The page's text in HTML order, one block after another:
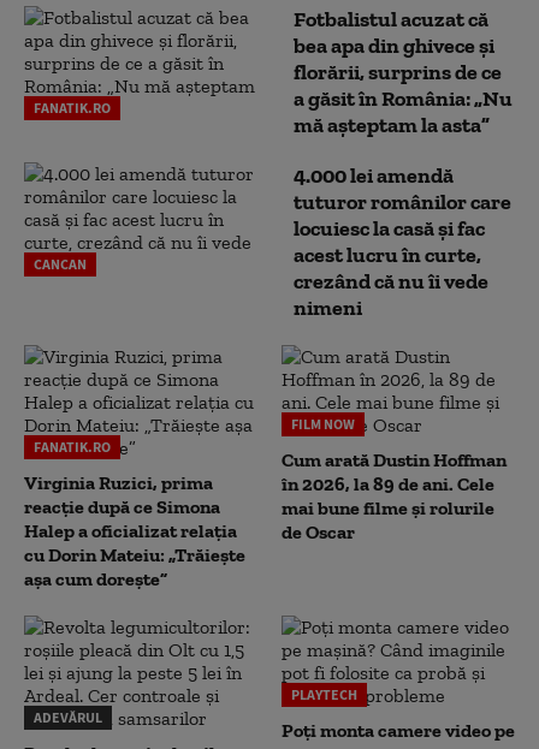
FANATIK.RO
Fotbalistul acuzat că
bea apa din ghivece și
florării, surprins de ce
a găsit în România: „Nu
mă așteptam la asta”
CANCAN
4.000 lei amendă
tuturor românilor care
locuiesc la casă și fac
acest lucru în curte,
crezând că nu îi vede
nimeni
FANATIK.RO
Virginia Ruzici, prima
reacție după ce Simona
Halep a oficializat relația
cu Dorin Mateiu: „Trăiește
așa cum dorește”
FILM NOW
Cum arată Dustin Hoffman
în 2026, la 89 de ani. Cele
mai bune filme și rolurile
de Oscar
ADEVĂRUL
PLAYTECH
Poți monta camere video pe